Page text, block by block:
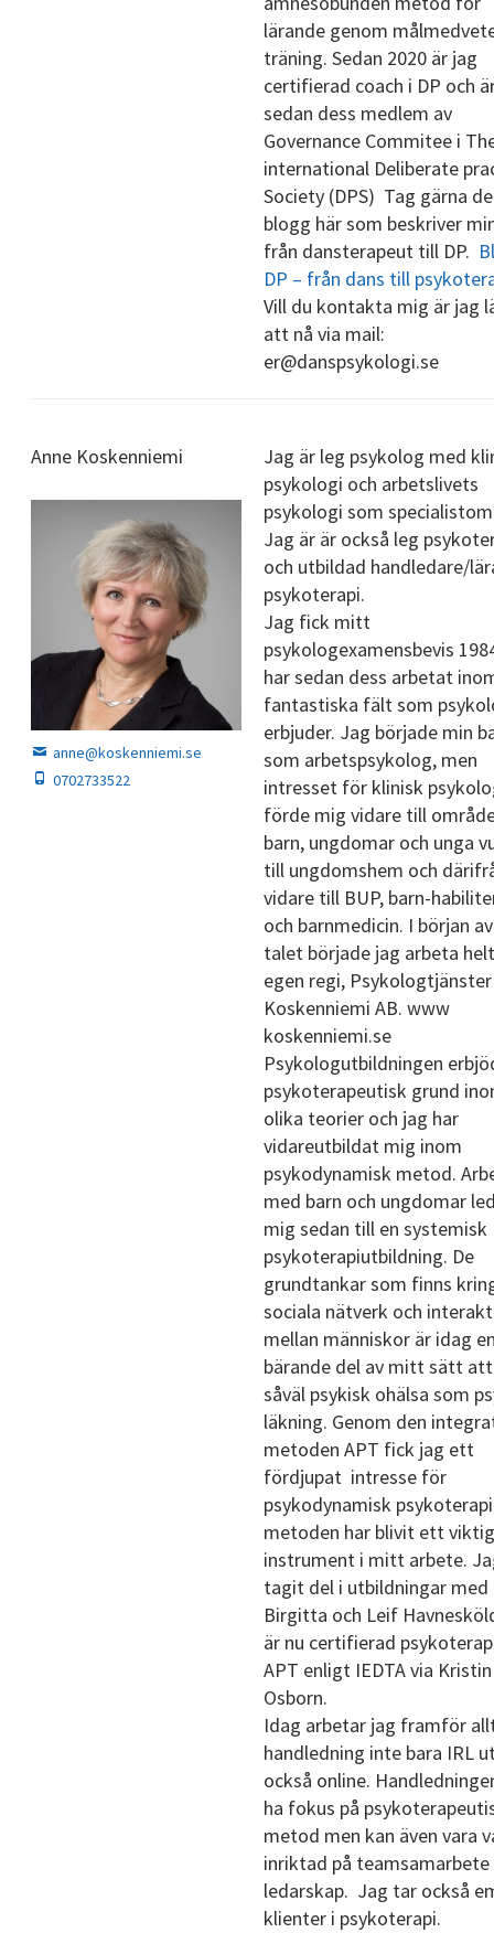
lärande genom
träning. Sedan 2020 är jag
certifierad coach i DP och
sedan dess medlem av
Governance Commitee i
international Deliberate
Society (DPS) Tag gärna
blogg här som beskriver
från dansterapeut till DP.
DP – från dans till
Vill du kontakta mig är jag
att nå via mail:
er@danspsykologi.se
Anne Koskenniemi
anne@koskenniemi.se
0702733522
Jag är leg psykolog med
psykologi och arbetslivets
psykologi som
Jag är är också leg
och utbildad handledare/
psykoterapi.
Jag fick mitt
psykologexamensbevis
har sedan dess arbetat
fantastiska fält som
erbjuder. Jag började min
som arbetspsykolog, men
intresset för klinisk
förde mig vidare till
barn, ungdomar och unga
till ungdomshem och
vidare till BUP, barn-
och barnmedicin. I början
talet började jag arbeta
egen regi, Psykologtjänster
Koskenniemi AB. www
koskenniemi.se
Psykologutbildningen
psykoterapeutisk grund
olika teorier och jag har
vidareutbildat mig inom
psykodynamisk metod.
med barn och ungdomar
mig sedan till en systemisk
psykoterapiutbildning. De
grundtankar som finns
sociala nätverk och
mellan människor är idag
bärande del av mitt sätt att
såväl psykisk ohälsa som
läkning. Genom den
metoden APT fick jag ett
fördjupat intresse för
psykodynamisk
metoden har blivit ett
instrument i mitt arbete.
tagit del i utbildningar med
Birgitta och Leif
är nu certifierad
APT enligt IEDTA via Kristin
Osborn.
Idag arbetar jag framför
handledning inte bara IRL
också online.
ha fokus på
metod men kan även vara
inriktad på teamsamarbete
ledarskap. Jag tar också
klienter i psykoterapi.